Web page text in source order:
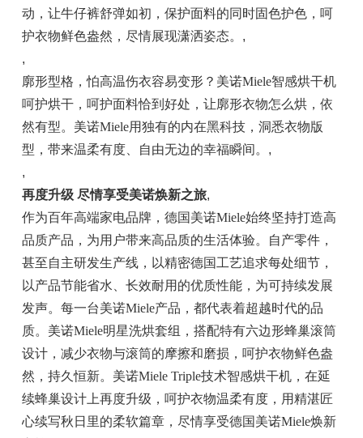
动，让牛仔裤舒弹如初，保护面料的同时固色护色，呵
护衣物鲜色盎然，尽情展现潇洒姿态。 ,
,
廓形型格，怕高温伤衣容易变形？美诺Miele智感烘干机
呵护烘干，呵护面料恰到好处，让廓形衣物怎么烘，依
然有型。美诺Miele用独有的内在黑科技，洞悉衣物版
型，带来温柔有度、自由无边的幸福瞬间。 ,
,
再度升级 尽情享受美诺焕新之旅,
作为百年高端家电品牌，德国美诺Miele始终坚持打造高
品质产品，为用户带来高品质的生活体验。自产零件，
甚至自主研发生产线，以精密德国工艺追求每处细节，
以产品节能省水、长效耐用的优质性能，为可持续发展
发声。每一台美诺Miele产品，都代表着超越时代的品
质。美诺Miele明星洗烘套组，搭配特有六边形蜂巢滚筒
设计，减少衣物与滚筒的摩擦和磨损，呵护衣物鲜色盎
然，持久恒新。美诺Miele Triple技术智感烘干机，在延
续蜂巢设计上再度升级，呵护衣物温柔有度，用精湛匠
心续写秋日里的柔软篇章，尽情享受德国美诺Miele焕新